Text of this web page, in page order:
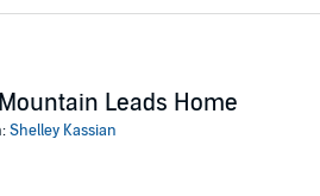
Leads Home
Shelley Kassian